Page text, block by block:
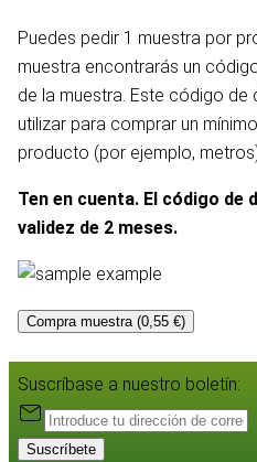
Puedes pedir 1 muestra por
muestra encontrarás un
de la muestra. Este código
utilizar para comprar un
producto (por ejemplo,
Ten en cuenta. El código de
validez de 2 meses.
Compra muestra (0,55 €)
Suscríbase a nuestro boletín:
Suscríbete